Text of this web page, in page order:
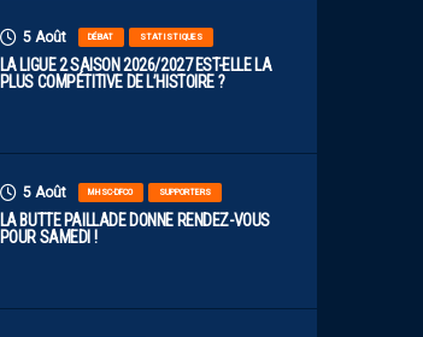
5 Août DÉBAT STATISTIQUES
LA LIGUE 2 SAISON 2026/2027 EST-ELLE LA
PLUS COMPÉTITIVE DE L’HISTOIRE ?
5 Août MHSC-DFCO SUPPORTERS
LA BUTTE PAILLADE DONNE RENDEZ-VOUS
POUR SAMEDI !